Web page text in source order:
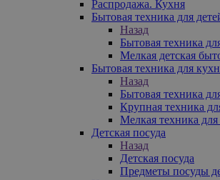
Распродажа. Кухня
Бытовая техника для
Назад
Бытовая техника
Мелкая детская
Бытовая техника для
Назад
Бытовая техника
Крупная техника
Мелкая техника
Детская посуда
Назад
Детская посуда
Предметы посуды